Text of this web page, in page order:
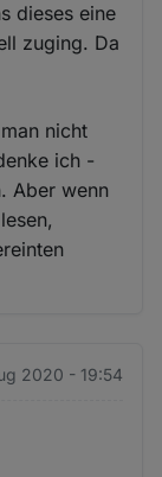
dieses eine
zuging. Da
nicht
ich -
Aber wenn
2020 - 19:54